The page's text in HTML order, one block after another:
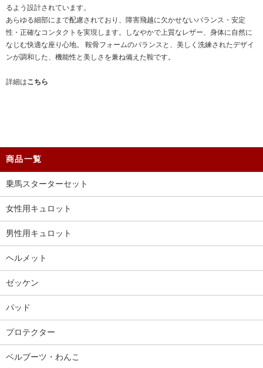
るよう設計されています。
あらゆる細部にまで配慮されており、障害飛越に欠かせないバランス・安定
性・正確なコンタクトを実現します。しなやかで上質なレザー、身体に自然に
なじむ快適な座り心地。 鞍骨フォームのバランスと、美しく洗練されたデザイ
ンが調和した、機能性と美しさを兼ね備えた鞍です。
詳細はこちら
商品一覧
乗馬スターターセット
女性用キュロット
男性用キュロット
ヘルメット
ゼッケン
パッド
プロテクター
ベルブーツ・わんこ